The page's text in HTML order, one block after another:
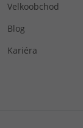
Velkoobchod
Blog
Kariéra